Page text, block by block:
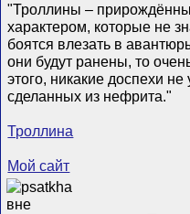
"Троллины –
характером, которые не
боятся влезать в
они будут ранены, то
этого, никакие доспехи
сделанных из нефрита."
Троллина
Мой сайт